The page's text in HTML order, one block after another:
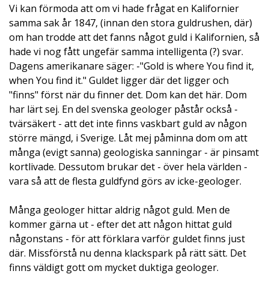
Vi kan förmoda att om vi hade frågat en Kalifornier
samma sak år 1847, (innan den stora guldrushen, där)
om han trodde att det fanns något guld i Kalifornien, så
hade vi nog fått ungefär samma intelligenta (?) svar.
Dagens amerikanare säger: -"Gold is where You find it,
when You find it." Guldet ligger där det ligger och
"finns" först när du finner det. Dom kan det här. Dom
har lärt sej. En del svenska geologer påstår också -
tvärsäkert - att det inte finns vaskbart guld av någon
större mängd, i Sverige. Låt mej påminna dom om att
många (evigt sanna) geologiska sanningar - är pinsamt
kortlivade. Dessutom brukar det - över hela världen -
vara så att de flesta guldfynd görs av icke-geologer.
Många geologer hittar aldrig något guld. Men de
kommer gärna ut - efter det att någon hittat guld
någonstans - för att förklara varför guldet finns just
där. Missförstå nu denna klackspark på rätt sätt. Det
finns väldigt gott om mycket duktiga geologer.